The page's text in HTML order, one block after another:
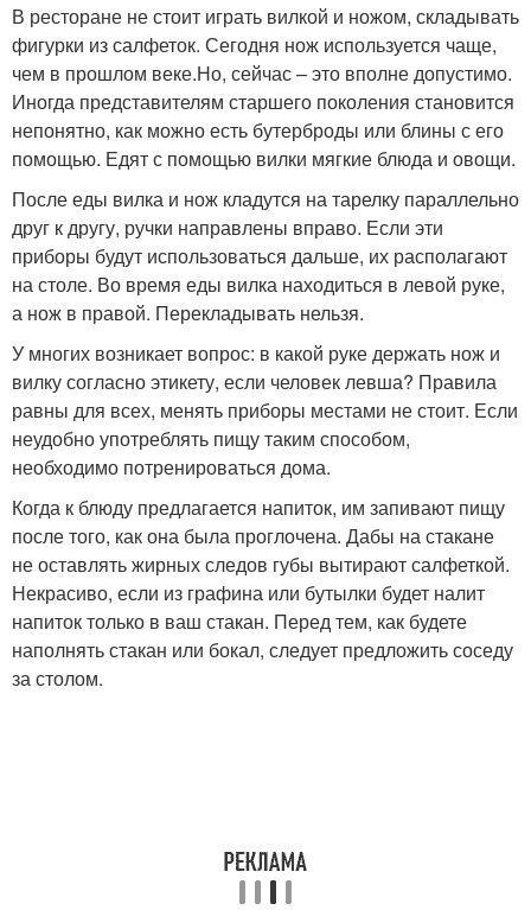
В ресторане не стоит играть вилкой и ножом, складывать
фигурки из салфеток. Сегодня нож используется чаще,
чем в прошлом веке.Но, сейчас – это вполне допустимо.
Иногда представителям старшего поколения становится
непонятно, как можно есть бутерброды или блины с его
помощью. Едят с помощью вилки мягкие блюда и овощи.
После еды вилка и нож кладутся на тарелку параллельно
друг к другу, ручки направлены вправо. Если эти
приборы будут использоваться дальше, их располагают
на столе. Во время еды вилка находиться в левой руке,
а нож в правой. Перекладывать нельзя.
У многих возникает вопрос: в какой руке держать нож и
вилку согласно этикету, если человек левша? Правила
равны для всех, менять приборы местами не стоит. Если
неудобно употреблять пищу таким способом,
необходимо потренироваться дома.
Когда к блюду предлагается напиток, им запивают пищу
после того, как она была проглочена. Дабы на стакане
не оставлять жирных следов губы вытирают салфеткой.
Некрасиво, если из графина или бутылки будет налит
напиток только в ваш стакан. Перед тем, как будете
наполнять стакан или бокал, следует предложить соседу
за столом.